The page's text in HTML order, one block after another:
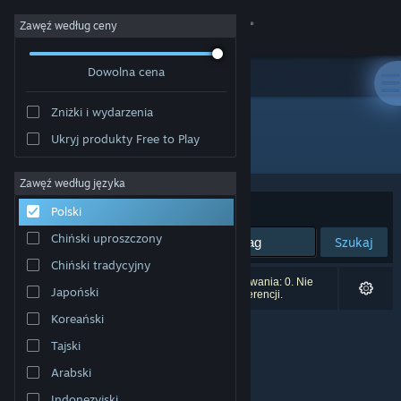
Zaloguj się
Społeczność
Informacje
Wsparcie
Zmień język
Pobierz aplikację mobilną Steam
Wersja przeglądarkowa
Zawęź według ceny
Dowolna cena
Zniżki i wydarzenia
Ukryj produkty Free to Play
Zawęź według języka
Polski
Chiński uproszczony
Chiński tradycyjny
Japoński
Koreański
Tajski
Arabski
Producent: Jason Bond
Sortuj według:
Szukaj
Liczba wyników pasujących do twojego wyszukiwania: 0. Nie
uwzględniono 1 tytułu na podstawie twoich preferencji.